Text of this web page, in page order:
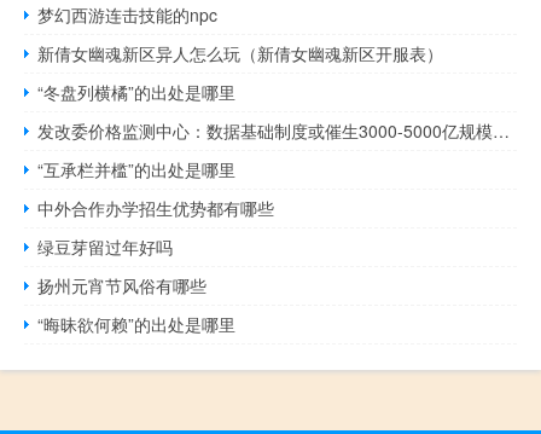
梦幻西游连击技能的npc
新倩女幽魂新区异人怎么玩（新倩女幽魂新区开服表）
“冬盘列横橘”的出处是哪里
发改委价格监测中心：数据基础制度或催生3000-5000亿规模数据交易市场
“互承栏并槛”的出处是哪里
中外合作办学招生优势都有哪些
绿豆芽留过年好吗
扬州元宵节风俗有哪些
“晦昧欲何赖”的出处是哪里